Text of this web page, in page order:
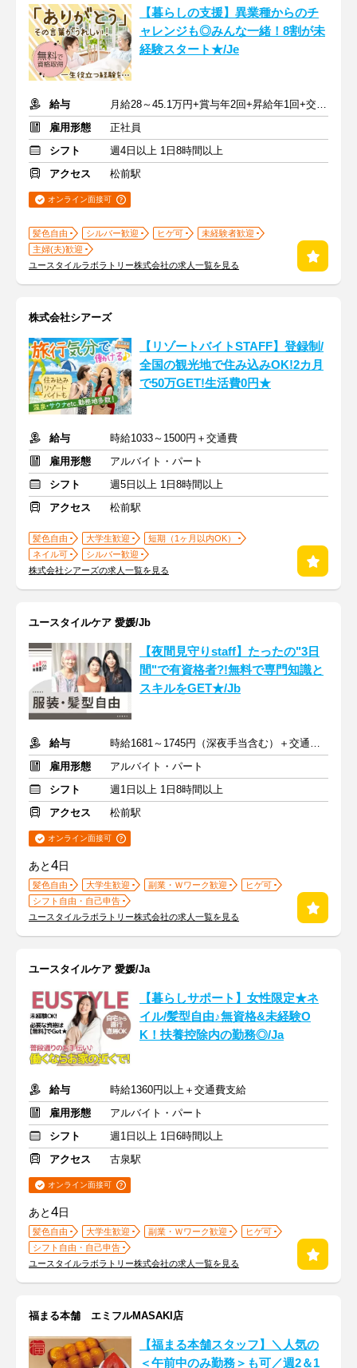
【暮らしの支援】異業種からのチ
ャレンジも◎みんな一緒！8割が未
経験スタート★/Je
給与
月給28～45.1万円+賞与年2回+昇給年1回+交通費全額
雇用形態
正社員
シフト
週4日以上 1日8時間以上
アクセス
松前駅
オンライン面接可
髪色自由 シルバー歓迎 ヒゲ可
未経験者歓迎
主婦(夫)歓迎
ユースタイルラボラトリー株式会社の求人一覧を見る
株式会社シアーズ
【リゾートバイトSTAFF】登録制/
全国の観光地で住み込みOK!2カ月
で50万GET!生活費0円★
給与
時給1033～1500円＋交通費
雇用形態
アルバイト・パート
シフト
週5日以上 1日8時間以上
アクセス
松前駅
髪色自由 大学生歓迎
短期（1ヶ月以内OK）
ネイル可
シルバー歓迎
株式会社シアーズの求人一覧を見る
ユースタイルケア 愛媛/Jb
【夜間見守りstaff】たったの"3日
間"で有資格者?!無料で専門知識と
スキルをGET★/Jb
給与
時給1681～1745円（深夜手当含む）＋交通費支給
雇用形態
アルバイト・パート
シフト
週1日以上 1日8時間以上
アクセス
松前駅
オンライン面接可
あと4日
髪色自由 大学生歓迎 副業・Ｗワーク歓迎
ヒゲ可
シフト自由・自己申告
ユースタイルラボラトリー株式会社の求人一覧を見る
ユースタイルケア 愛媛/Ja
【暮らしサポート】女性限定★ネ
イル/髪型自由♪無資格&未経験O
K！扶養控除内の勤務◎/Ja
給与
時給1360円以上＋交通費支給
雇用形態
アルバイト・パート
シフト
週1日以上 1日6時間以上
アクセス
古泉駅
オンライン面接可
あと4日
髪色自由 大学生歓迎 副業・Ｗワーク歓迎
ヒゲ可
シフト自由・自己申告
ユースタイルラボラトリー株式会社の求人一覧を見る
福まる本舗 エミフルMASAKI店
【福まる本舗スタッフ】＼人気の
＜午前中のみ勤務＞も可／週2＆1